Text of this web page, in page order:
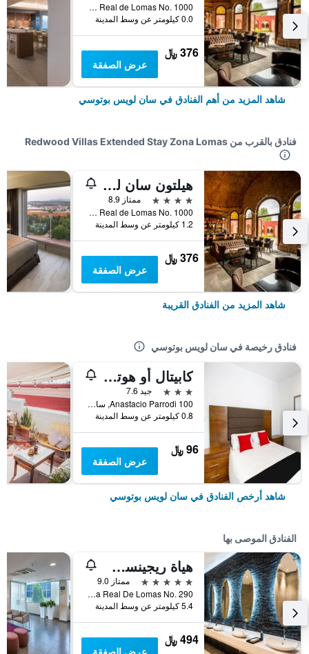
Avenida Real de Lomas No. 1000, سان لويس بوتوسي, ولاية سان لويس بوتوسي, المكسيك
0.0 كيلومتر عن وسط المدينة
376 ﷼
عرض الصفقة
شاهد المزيد من أهم الفنادق في سان لويس بوتوسي
فنادق بالقرب من Redwood Villas Extended Stay Zona Lomas
هيلتون سان لوي بوتوسي
4 نجوم
ممتاز 8.9
Avenida Real de Lomas No. 1000, سان لويس بوتوسي, ولاية سان لويس بوتوسي, المكسيك
1.2 كيلومتر عن وسط المدينة
376 ﷼
عرض الصفقة
شاهد المزيد من الفنادق القريبة
فنادق رخيصة في سان لويس بوتوسي
كابيتال أو هوتل سان جوس، سان لويس بوتوسا
3 نجوم
جيد 7.6
Anastacio Parrodi 100, سان لويس بوتوسي, ولاية سان لويس بوتوسي, المكسيك
0.8 كيلومتر عن وسط المدينة
96 ﷼
عرض الصفقة
شاهد أرخص الفنادق في سان لويس بوتوسي
الفنادق الموصى بها
هياة ريجينسي سان لويس بوتوسي
5 نجوم
ممتاز 9.0
Avenida Real De Lomas No. 290, سان لويس بوتوسي, ولاية سان لويس بوتوسي, المكسيك
5.4 كيلومتر عن وسط المدينة
494 ﷼
عرض الصفقة